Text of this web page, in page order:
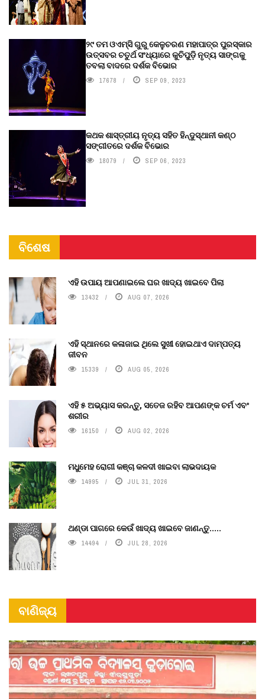
୨୯ ତମ ଓଏମ୍‌ସି ଗୁରୁ କେଳୁଚରଣ ମହାପାତ୍ର ପୁରସ୍କାର
ଉତ୍ସବର ଚତୁର୍ଥ ସଂଧ୍ୟାରେ କୁଚିପୁଡ଼ି ନୃତ୍ୟ ସାଙ୍ଗକୁ
ତବଲା ବାଦରେ ଦର୍ଶକ ବିଭୋର
17678 SEP 09, 2023
କଥକ ଶାସ୍ତ୍ରୀୟ ନୃତ୍ୟ ସହିତ ହିନ୍ଦୁସ୍ଥାନୀ କଣ୍ଠ
ସଙ୍ଗୀତରେ ଦର୍ଶକ ବିଭୋର
18079 SEP 06, 2023
ବିଶେଷ
ଏହି ଉପାୟ ଆପଣାଇଲେ ଘର ଖାଦ୍ୟ ଖାଇବେ ପିଲା
13432 AUG 07, 2026
ଏହି ସ୍ଥାନରେ କଳାଜାଇ ଥିଲେ ସୁଖୀ ହୋଇଥାଏ ଦାମ୍ପତ୍ୟ
ଜୀବନ
15339 AUG 05, 2026
ଏହି ୫ ଅଭ୍ୟାସ କରନ୍ତୁ, ସତେଜ ରହିବ ଆପଣଙ୍କ ଚର୍ମ ଏବଂ
ଶରୀର
16150 AUG 02, 2026
ମଧୁମେହ ରୋଗୀ କଞ୍ଚା କଳଦୀ ଖାଇବା ଲାଭଦାୟକ
14995 JUL 31, 2026
ଥଣ୍ଡା ପାଗରେ କେଉଁ ଖାଦ୍ୟ ଖାଇବେ ଜାଣନ୍ତୁ.....
14494 JUL 28, 2026
ବାଣିଜ୍ୟ